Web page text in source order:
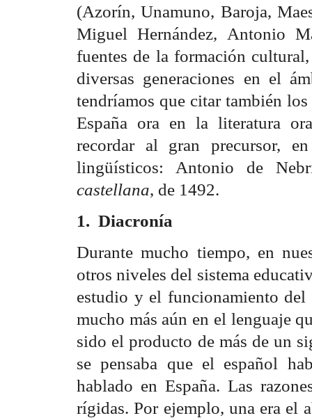
(Azorín, Unamuno, Baroja,
Miguel Hernández, Antonio
fuentes de la formación
diversas generaciones en el
tendríamos que citar también
España ora en la literatura
recordar al gran precursor,
lingüísticos: Antonio de
castellana, de 1492.
1. Diacronía
Durante mucho tiempo, en
otros niveles del sistema
estudio y el funcionamiento del
mucho más aún en el lenguaje
sido el producto de más de un
se pensaba que el español
hablado en España. Las
rígidas. Por ejemplo, una era el